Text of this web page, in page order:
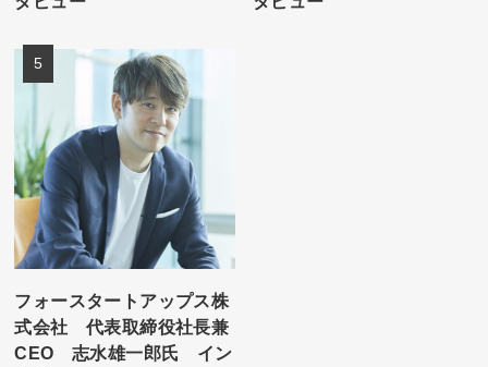
フォースタートアップス株
式会社 代表取締役社長兼
CEO 志水雄一郎氏 イン